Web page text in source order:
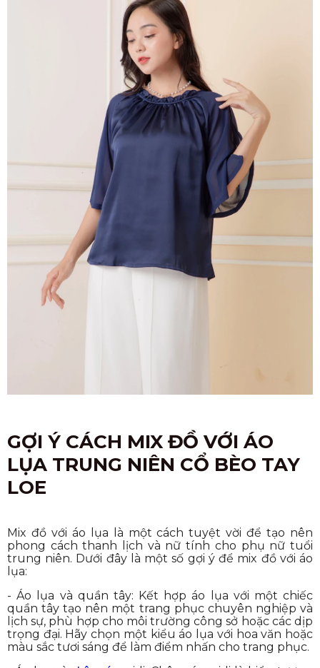
GỢI Ý CÁCH MIX ĐỒ VỚI ÁO
LỤA TRUNG NIÊN CỔ BÈO TAY
LOE
Mix đồ với áo lụa là một cách tuyệt vời để tạo nên
phong cách thanh lịch và nữ tính cho phụ nữ tuổi
trung niên. Dưới đây là một số gợi ý để mix đồ với áo
lụa:
- Áo lụa và quần tây: Kết hợp áo lụa với một chiếc
quần tây tạo nên một trang phục chuyên nghiệp và
lịch sự, phù hợp cho môi trường công sở hoặc các dịp
trọng đại. Hãy chọn một kiểu áo lụa với hoa văn hoặc
màu sắc tươi sáng để làm điểm nhấn cho trang phục.